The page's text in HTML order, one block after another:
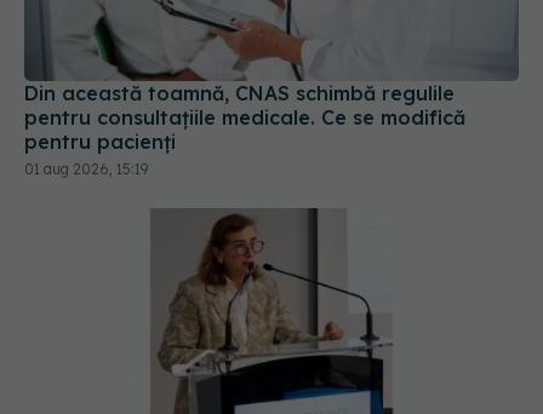
Din această toamnă, CNAS schimbă regulile
pentru consultațiile medicale. Ce se modifică
pentru pacienți
01 aug 2026, 15:19